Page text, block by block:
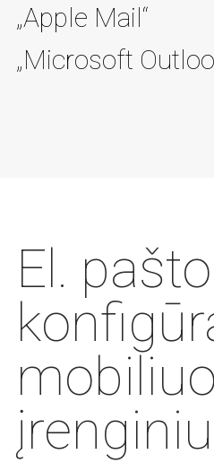
„Apple Mail“
„Microsoft
El. pašto